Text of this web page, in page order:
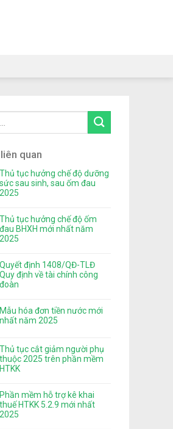
quan
Thủ tục hưởng chế độ dưỡng
sức sau sinh, sau ốm đau
2025
Thủ tục hưởng chế độ ốm
đau BHXH mới nhất năm
2025
Quyết định 1408/QĐ-TLĐ
Quy định về tài chính công
đoàn
Mẫu hóa đơn tiền nước mới
nhất năm 2025
Thủ tục cắt giảm người phụ
thuộc 2025 trên phần mềm
HTKK
Phần mềm hỗ trợ kê khai
thuế HTKK 5.2.9 mới nhất
2025